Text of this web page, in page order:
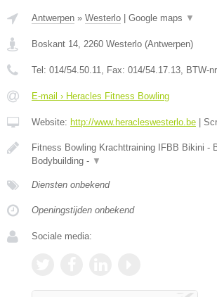
Antwerpen » Westerlo Google maps ▼
Boskant 14, 2260 Westerlo (Antwerpen)
Tel: 014/54.50.11, Fax: 014/54.17.13, BTW-
E-mail › Heracles Fitness Bowling
Website: http://www.heracleswesterlo.be
Fitness Bowling Krachttraining IFBB Bikini -
Bodybuilding - ▼
Diensten onbekend
Openingstijden onbekend
Sociale media: